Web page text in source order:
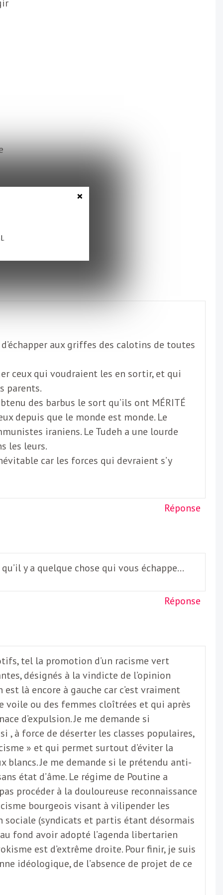
aux griffes des calotins de toutes
ceux qui voudraient les en sortir, et qui
parents.
des barbus le sort qu’ils ont MÉRITÉ
depuis que le monde est monde. Le
iraniens. Le Tudeh a une lourde
les leurs.
car les forces qui devraient s’y
Réponse
y a quelque chose qui vous échappe…
Réponse
tel la promotion d’un racisme vert
désignés à la vindicte de l’opinion
là encore à gauche car c’est vraiment
voile ou des femmes cloîtrées et qui après
d’expulsion. Je me demande si
, à force de déserter les classes populaires,
» et qui permet surtout d’éviter la
Je me demande si le prétendu anti-
état d’âme. Le régime de Poutine a
procéder à la douloureuse reconnaissance
bourgeois visant à vilipender les
sociale (syndicats et partis étant désormais
fond avoir adopté l’agenda libertarien
est d’extrême droite. Pour finir, je suis
idéologique, de l’absence de projet de ce
×